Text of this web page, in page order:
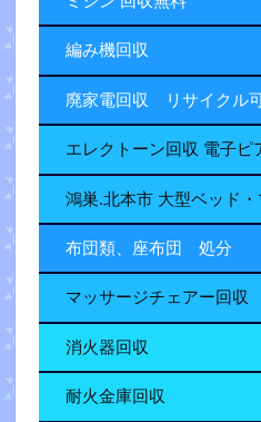
編み機回収
廃家電回収 リサイクル
エレクトーン回収 電子ピ
鴻巣.北本市 大型ベッド
布団類、座布団 処分
マッサージチェアー回収
消火器回収
耐火金庫回収